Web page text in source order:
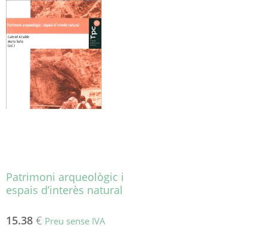
Patrimoni arqueològic i
espais d’interès natural
15.38 € Preu sense IVA